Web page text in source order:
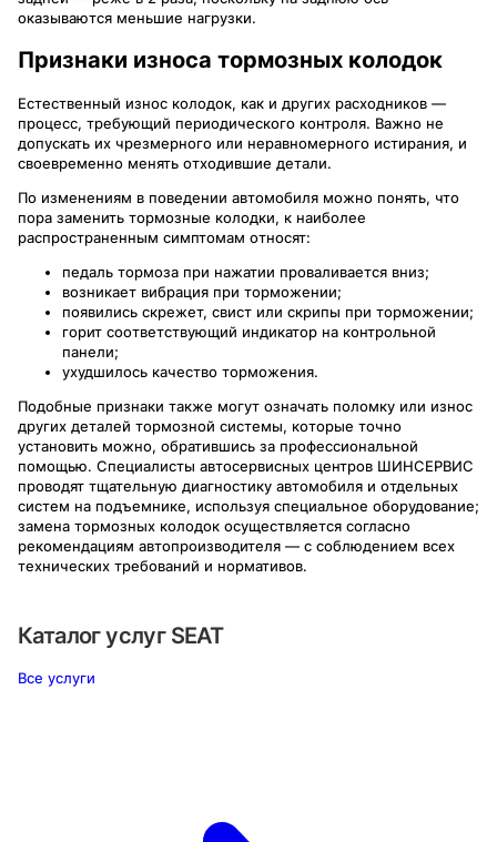
оказываются меньшие нагрузки.
Признаки износа тормозных колодок
Естественный износ колодок, как и других расходников —
процесс, требующий периодического контроля. Важно не
допускать их чрезмерного или неравномерного истирания, и
своевременно менять отходившие детали.
По изменениям в поведении автомобиля можно понять, что
пора заменить тормозные колодки, к наиболее
распространенным симптомам относят:
педаль тормоза при нажатии проваливается вниз;
возникает вибрация при торможении;
появились скрежет, свист или скрипы при торможении;
горит соответствующий индикатор на контрольной
панели;
ухудшилось качество торможения.
Подобные признаки также могут означать поломку или износ
других деталей тормозной системы, которые точно
установить можно, обратившись за профессиональной
помощью. Специалисты автосервисных центров ШИНСЕРВИС
проводят тщательную диагностику автомобиля и отдельных
систем на подъемнике, используя специальное оборудование;
замена тормозных колодок осуществляется согласно
рекомендациям автопроизводителя — с соблюдением всех
технических требований и нормативов.
Каталог услуг SEAT
Все услуги